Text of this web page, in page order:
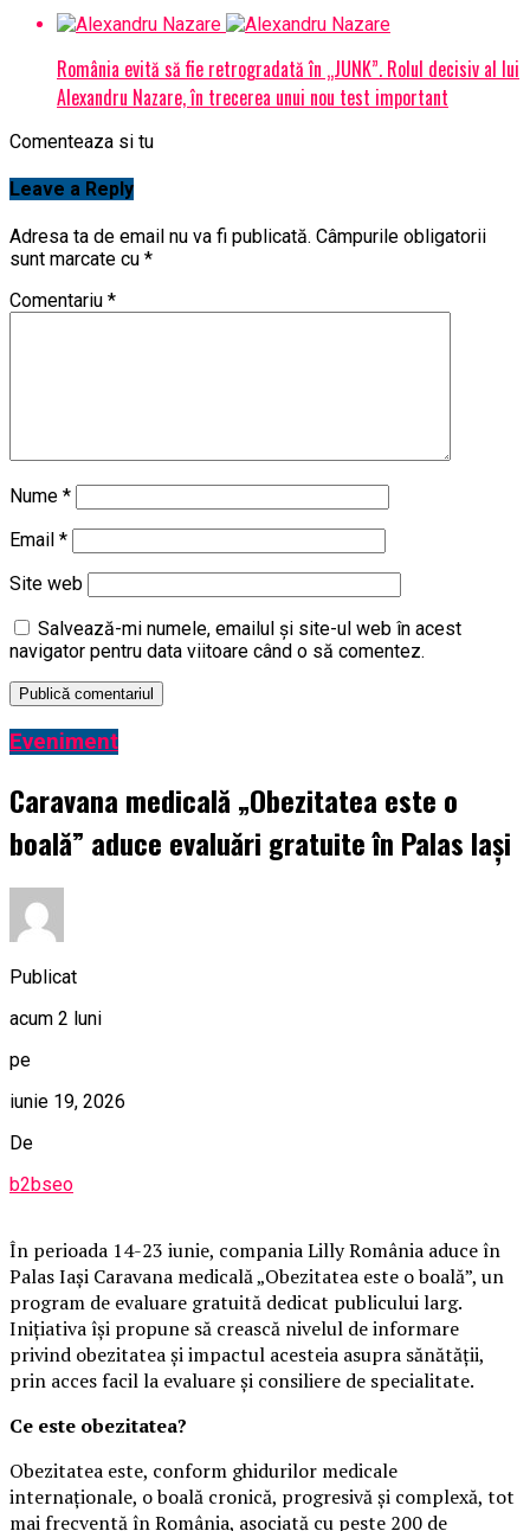
România evită să fie retrogradată în „JUNK”. Rolul decisiv al lui
Alexandru Nazare, în trecerea unui nou test important
Comenteaza si tu
Leave a Reply
Adresa ta de email nu va fi publicată. Câmpurile obligatorii
sunt marcate cu *
Comentariu *
Nume *
Email *
Site web
Salvează-mi numele, emailul și site-ul web în acest
navigator pentru data viitoare când o să comentez.
Eveniment
Caravana medicală „Obezitatea este o
boală” aduce evaluări gratuite în Palas Iași
Publicat
acum 2 luni
pe
iunie 19, 2026
De
b2bseo
În perioada 14-23 iunie, compania Lilly România aduce în
Palas Iași Caravana medicală „Obezitatea este o boală”, un
program de evaluare gratuită dedicat publicului larg.
Inițiativa își propune să crească nivelul de informare
privind obezitatea și impactul acesteia asupra sănătății,
prin acces facil la evaluare și consiliere de specialitate.
Ce este obezitatea?
Obezitatea este, conform ghidurilor medicale
internaționale, o boală cronică, progresivă și complexă, tot
mai frecventă în România, asociată cu peste 200 de